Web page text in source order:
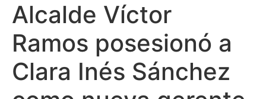
Alcalde Víctor
Ramos posesionó a
Clara Inés Sánchez